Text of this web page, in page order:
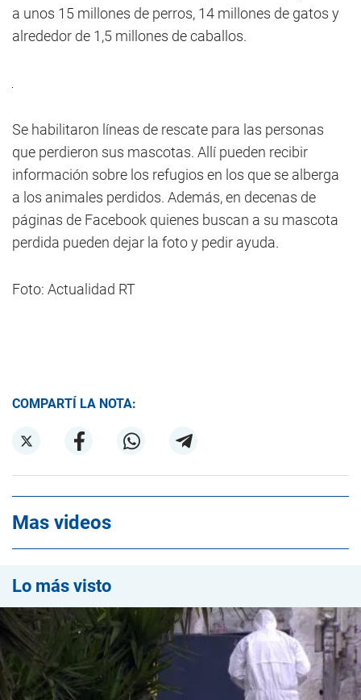
a unos 15 millones de perros, 14 millones de gatos y
alrededor de 1,5 millones de caballos.
Se habilitaron líneas de rescate para las personas
que perdieron sus mascotas. Allí pueden recibir
información sobre los refugios en los que se alberga
a los animales perdidos. Además, en decenas de
páginas de Facebook quienes buscan a su mascota
perdida pueden dejar la foto y pedir ayuda.
Foto: Actualidad RT
COMPARTÍ LA NOTA:
Mas videos
Lo más visto